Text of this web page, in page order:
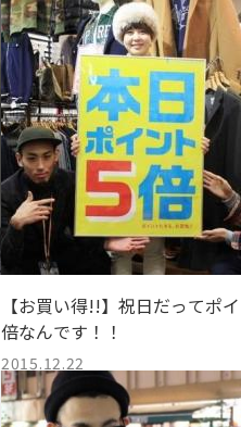
【お買い得!!】祝日だってポ
倍なんです！！
2015.12.22